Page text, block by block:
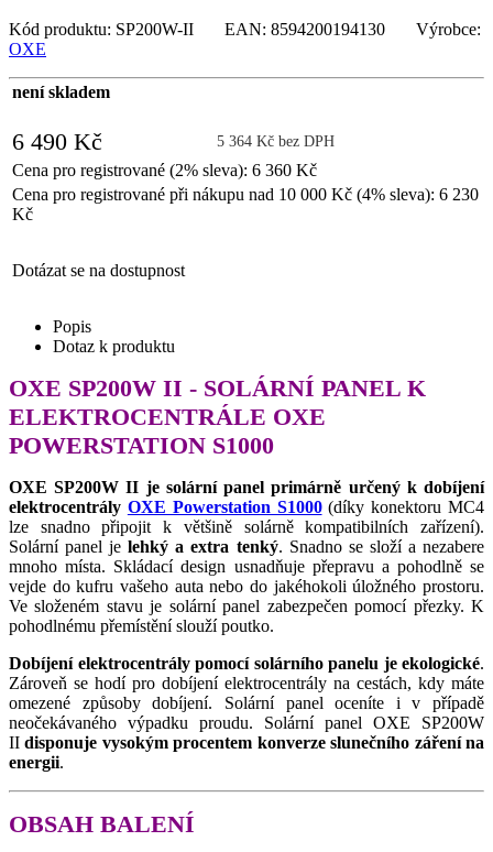
Kód produktu: SP200W-II EAN: 8594200194130 Výrobce:
OXE
není skladem
6 490 Kč 5 364 Kč bez DPH
Cena pro registrované (2% sleva): 6 360 Kč
Cena pro registrované při nákupu nad 10 000 Kč (4% sleva): 6 230
Kč
Dotázat se na dostupnost
Popis
Dotaz k produktu
OXE SP200W II - SOLÁRNÍ PANEL K
ELEKTROCENTRÁLE OXE
POWERSTATION S1000
OXE SP200W II je solární panel primárně určený k dobíjení
elektrocentrály OXE Powerstation S1000(díky konektoru MC4
lze snadno připojit k většině solárně kompatibilních zařízení).
Solární panel jelehký a extra tenký. Snadno se složí a nezabere
mnoho místa. Skládací design usnadňuje přepravu a pohodlně se
vejde do kufru vašeho auta nebo do jakéhokoli úložného prostoru.
Ve složeném stavu je solární panel zabezpečen pomocí přezky. K
pohodlnému přemístění slouží poutko.
Dobíjení elektrocentrály pomocí solárního panelu je ekologické.
Zároveň se hodí pro dobíjení elektrocentrály na cestách, kdy máte
omezené způsoby dobíjení. Solární panel oceníte i v případě
neočekávaného výpadku proudu. Solární panel OXE SP200W
IIdisponuje vysokým procentem konverze slunečního záření na
energii.
OBSAH BALENÍ